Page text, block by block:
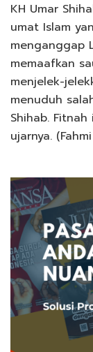
KH Umar
umat Islam
menganggap
memaafkan
menjelek-
menuduh
Shihab.
ujarnya.